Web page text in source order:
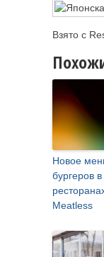
Взято с
Новое
бургеров в
Meatless